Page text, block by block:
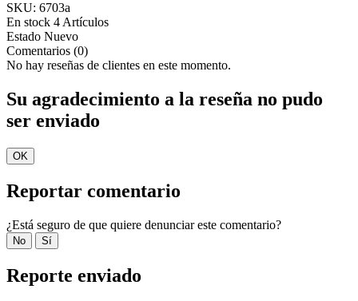
SKU: 6703a
En stock 4 Artículos
Estado Nuevo
Comentarios (0)
No hay reseñas de clientes en este momento.
Su agradecimiento a la reseña no pudo
ser enviado
OK
Reportar comentario
¿Está seguro de que quiere denunciar este comentario?
No Sí
Reporte enviado